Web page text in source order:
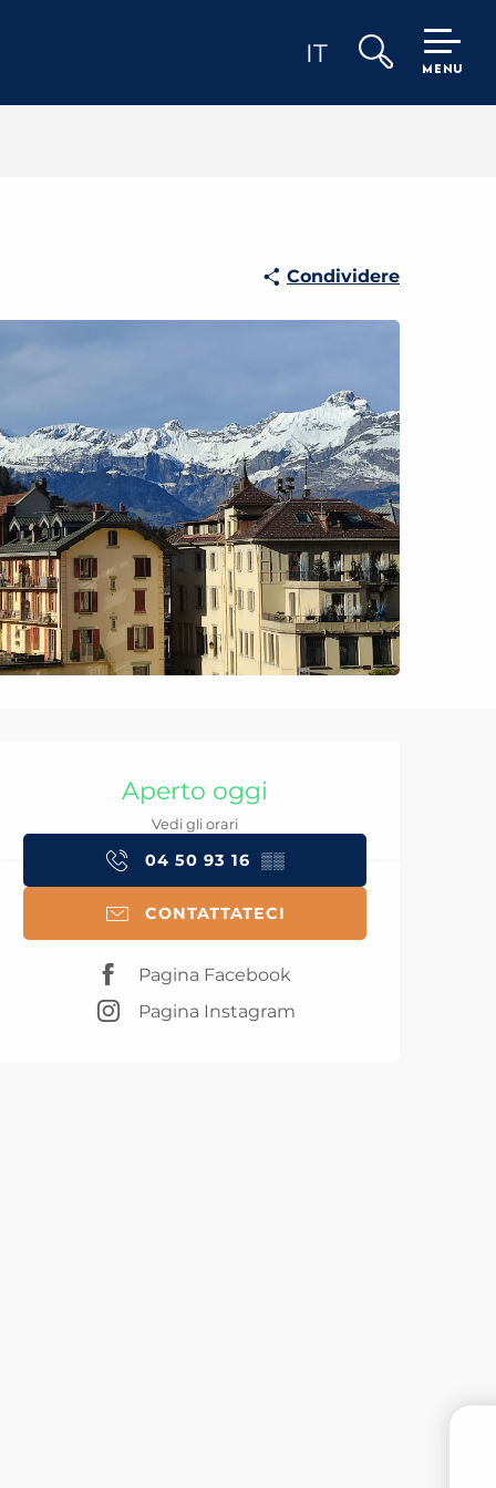
IT
MENU
Condividere
Orari e contatti
Aperto oggi
Vedi gli orari
04 50 93 16 ▒▒
CONTATTATECI
Pagina Facebook
Pagina Instagram